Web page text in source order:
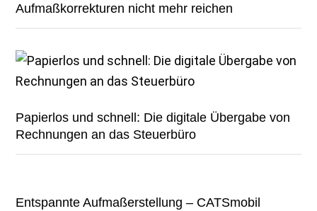
Aufmaßkorrekturen nicht mehr reichen
Papierlos und schnell: Die digitale Übergabe von
Rechnungen an das Steuerbüro
Entspannte Aufmaßerstellung – CATSmobil